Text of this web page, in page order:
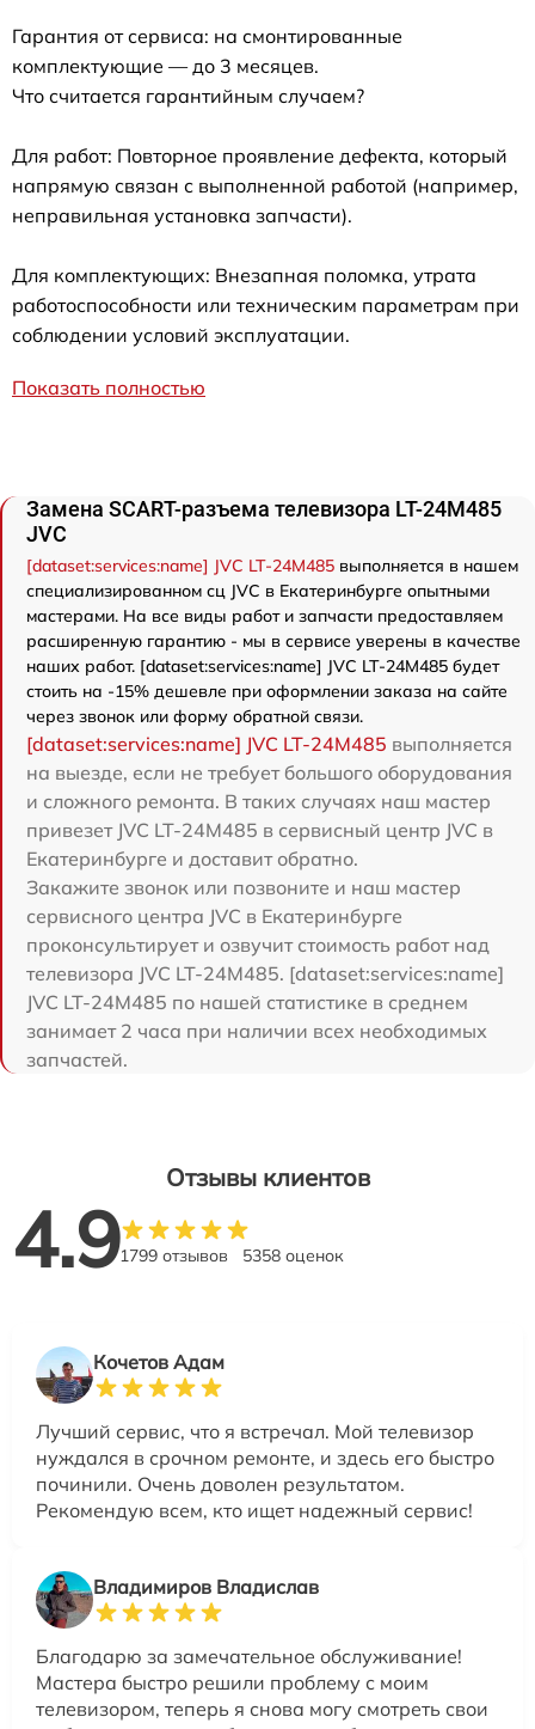
Гарантия от сервиса: на смонтированные
комплектующие — до 3 месяцев.
Что считается гарантийным случаем?
Для работ: Повторное проявление дефекта, который
напрямую связан с выполненной работой (например,
неправильная установка запчасти).
Для комплектующих: Внезапная поломка, утрата
работоспособности или техническим параметрам при
соблюдении условий эксплуатации.
Показать полностью
Замена SCART-разъема телевизора LT-24M485
JVC
[dataset:services:name] JVC LT-24M485 выполняется в нашем
специализированном сц JVC в Екатеринбурге опытными
мастерами. На все виды работ и запчасти предоставляем
расширенную гарантию - мы в сервисе уверены в качестве
наших работ. [dataset:services:name] JVC LT-24M485 будет
стоить на -15% дешевле при оформлении заказа на сайте
через звонок или форму обратной связи.
[dataset:services:name] JVC LT-24M485 выполняется
на выезде, если не требует большого оборудования
и сложного ремонта. В таких случаях наш мастер
привезет JVC LT-24M485 в сервисный центр JVC в
Екатеринбурге и доставит обратно.
Закажите звонок или позвоните и наш мастер
сервисного центра JVC в Екатеринбурге
проконсультирует и озвучит стоимость работ над
телевизора JVC LT-24M485. [dataset:services:name]
JVC LT-24M485 по нашей статистике в среднем
занимает 2 часа при наличии всех необходимых
запчастей.
Отзывы клиентов
4.91799 отзывов 5358 оценок
Кочетов Адам
Лучший сервис, что я встречал. Мой телевизор
нуждался в срочном ремонте, и здесь его быстро
починили. Очень доволен результатом.
Рекомендую всем, кто ищет надежный сервис!
Владимиров Владислав
Благодарю за замечательное обслуживание!
Мастера быстро решили проблему с моим
телевизором, теперь я снова могу смотреть свои